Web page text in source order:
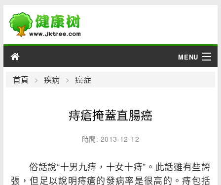
MENU
男性
綜合
首頁 疾病 癌症
痔瘡掩蓋直腸癌
時間: 2013-12-12
俗話說“十男九痔，十女十痔”。此話雖有些誇
張，但足以說明痔瘡的發病率是很高的。痔包括